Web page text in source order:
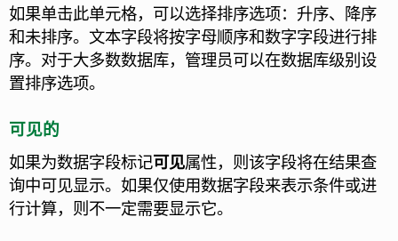
如果单击此单元格，可以选择排序选项：升序、降序
和未排序。 文本字段将按字母顺序和数字字段进行排
序。对于大多数数据库，管理员可以在数据库级别设
置排序选项。
可见的
如果为数据字段标记可见属性，则该字段将在结果查
询中可见显示。如果仅使用数据字段来表示条件或进
行计算，则不一定需要显示它。